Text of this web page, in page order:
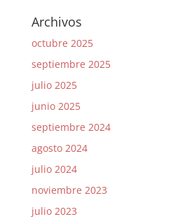
Archivos
octubre 2025
septiembre 2025
julio 2025
junio 2025
septiembre 2024
agosto 2024
julio 2024
noviembre 2023
julio 2023